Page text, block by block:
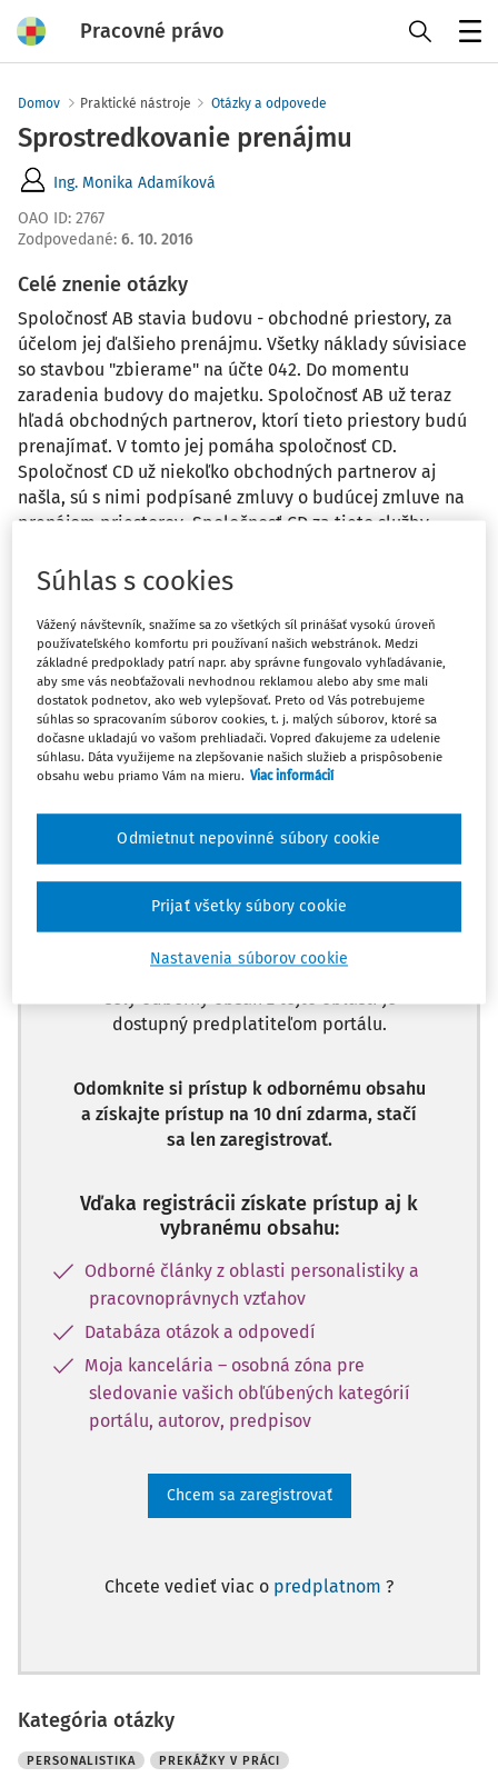
Pracovné právo
Domov Praktické nástroje Otázky a odpovede
Sprostredkovanie prenájmu
Ing. Monika Adamíková
OAO ID: 2767
Zodpovedané: 6. 10. 2016
Celé znenie otázky
Spoločnosť AB stavia budovu - obchodné priestory, za
účelom jej ďalšieho prenájmu. Všetky náklady súvisiace
so stavbou "zbierame" na účte 042. Do momentu
zaradenia budovy do majetku. Spoločnosť AB už teraz
hľadá obchodných partnerov, ktorí tieto priestory budú
prenajímať. V tomto jej pomáha spoločnosť CD.
Spoločnosť CD už niekoľko obchodných partnerov aj
našla, sú s nimi podpísané zmluvy o budúcej zmluve na
prenájom priestorov. Spoločnosť CD za tieto služby
Spoločnosť AB si môže sumu za toto sprostredkovanie
zaúčtovania faktúry?
Odpoveď
Máte predplatné? Prihláste sa
Ups, zatiaľ ste si prečítali len
začiatok...
Celý odborný obsah z tejto oblasti je
dostupný predplatiteľom portálu.
Odomknite si prístup k odbornému obsahu
a získajte prístup na 10 dní zdarma, stačí
sa len zaregistrovať.
Vďaka registrácii získate prístup aj k
vybranému obsahu:
Odborné články z oblasti personalistiky a
pracovnoprávnych vzťahov
Databáza otázok a odpovedí
Moja kancelária – osobná zóna pre
sledovanie vašich obľúbených kategórií
portálu, autorov, predpisov
Chcem sa zaregistrovať
Chcete vedieť viac o predplatnom ?
Kategória otázky
PERSONALISTIKA PREKÁŽKY V PRÁCI
Súhlas s cookies
Vážený návštevník, snažíme sa zo všetkých síl prinášať vysokú úroveň
používateľského komfortu pri používaní našich webstránok. Medzi
základné predpoklady patrí napr. aby správne fungovalo vyhľadávanie,
aby sme vás neobťažovali nevhodnou reklamou alebo aby sme mali
dostatok podnetov, ako web vylepšovať. Preto od Vás potrebujeme
súhlas so spracovaním súborov cookies, t. j. malých súborov, ktoré sa
dočasne ukladajú vo vašom prehliadači. Vopred ďakujeme za udelenie
súhlasu. Dáta využijeme na zlepšovanie našich služieb a prispôsobenie
obsahu webu priamo Vám na mieru. Viac informácií
Nastavenia súborov cookie
Odmietnut nepovinné súbory cookie
Prijať všetky súbory cookie